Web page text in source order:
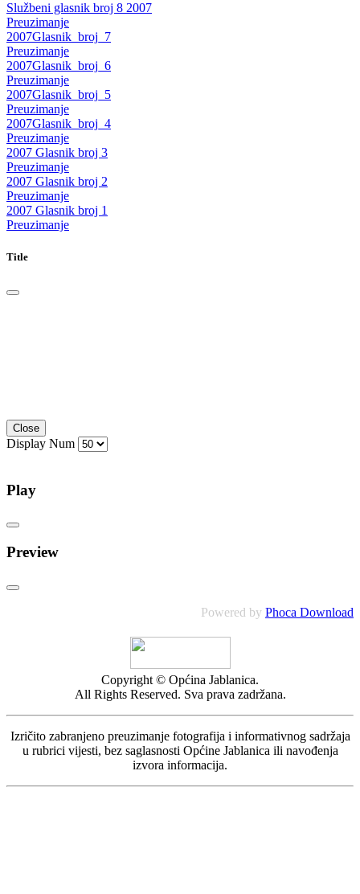
Službeni glasnik broj 8 2007
Preuzimanje
2007Glasnik_broj_7
Preuzimanje
2007Glasnik_broj_6
Preuzimanje
2007Glasnik_broj_5
Preuzimanje
2007Glasnik_broj_4
Preuzimanje
2007 Glasnik broj 3
Preuzimanje
2007 Glasnik broj 2
Preuzimanje
2007 Glasnik broj 1
Preuzimanje
Title
Close
Display Num
Play
Preview
Powered by Phoca Download
Copyright © Općina Jablanica.
All Rights Reserved. Sva prava zadržana.
Izričito zabranjeno preuzimanje fotografija i informativnog sadržaja
u rubrici vijesti, bez saglasnosti Općine Jablanica ili navođenja
izvora informacija.